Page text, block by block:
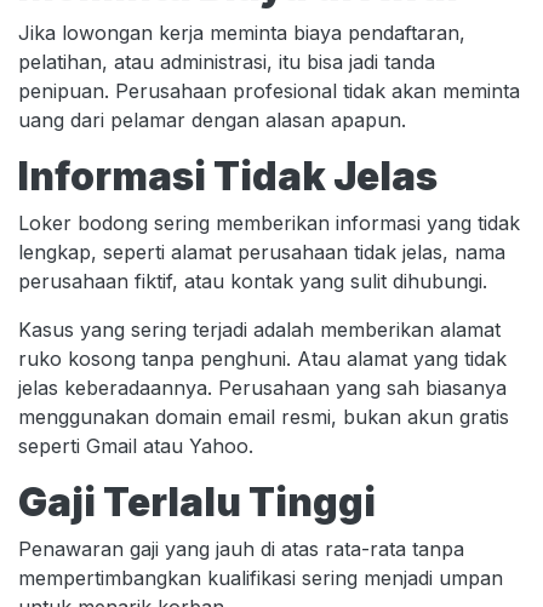
Jika lowongan kerja meminta biaya pendaftaran,
pelatihan, atau administrasi, itu bisa jadi tanda
penipuan. Perusahaan profesional tidak akan meminta
uang dari pelamar dengan alasan apapun.
Informasi Tidak Jelas
Loker bodong sering memberikan informasi yang tidak
lengkap, seperti alamat perusahaan tidak jelas, nama
perusahaan fiktif, atau kontak yang sulit dihubungi.
Kasus yang sering terjadi adalah memberikan alamat
ruko kosong tanpa penghuni. Atau alamat yang tidak
jelas keberadaannya. Perusahaan yang sah biasanya
menggunakan domain email resmi, bukan akun gratis
seperti Gmail atau Yahoo.
Gaji Terlalu Tinggi
Penawaran gaji yang jauh di atas rata-rata tanpa
mempertimbangkan kualifikasi sering menjadi umpan